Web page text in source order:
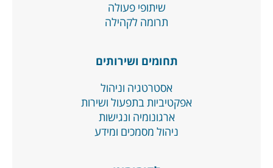
שיתופי פעולה
תרומה לקהילה
תחומים ושירותים
אסטרטגיה וניהול
אפקטיביות בתפעול ושירות
ארגונומיה ונגישות
ניהול מסמכים ומידע